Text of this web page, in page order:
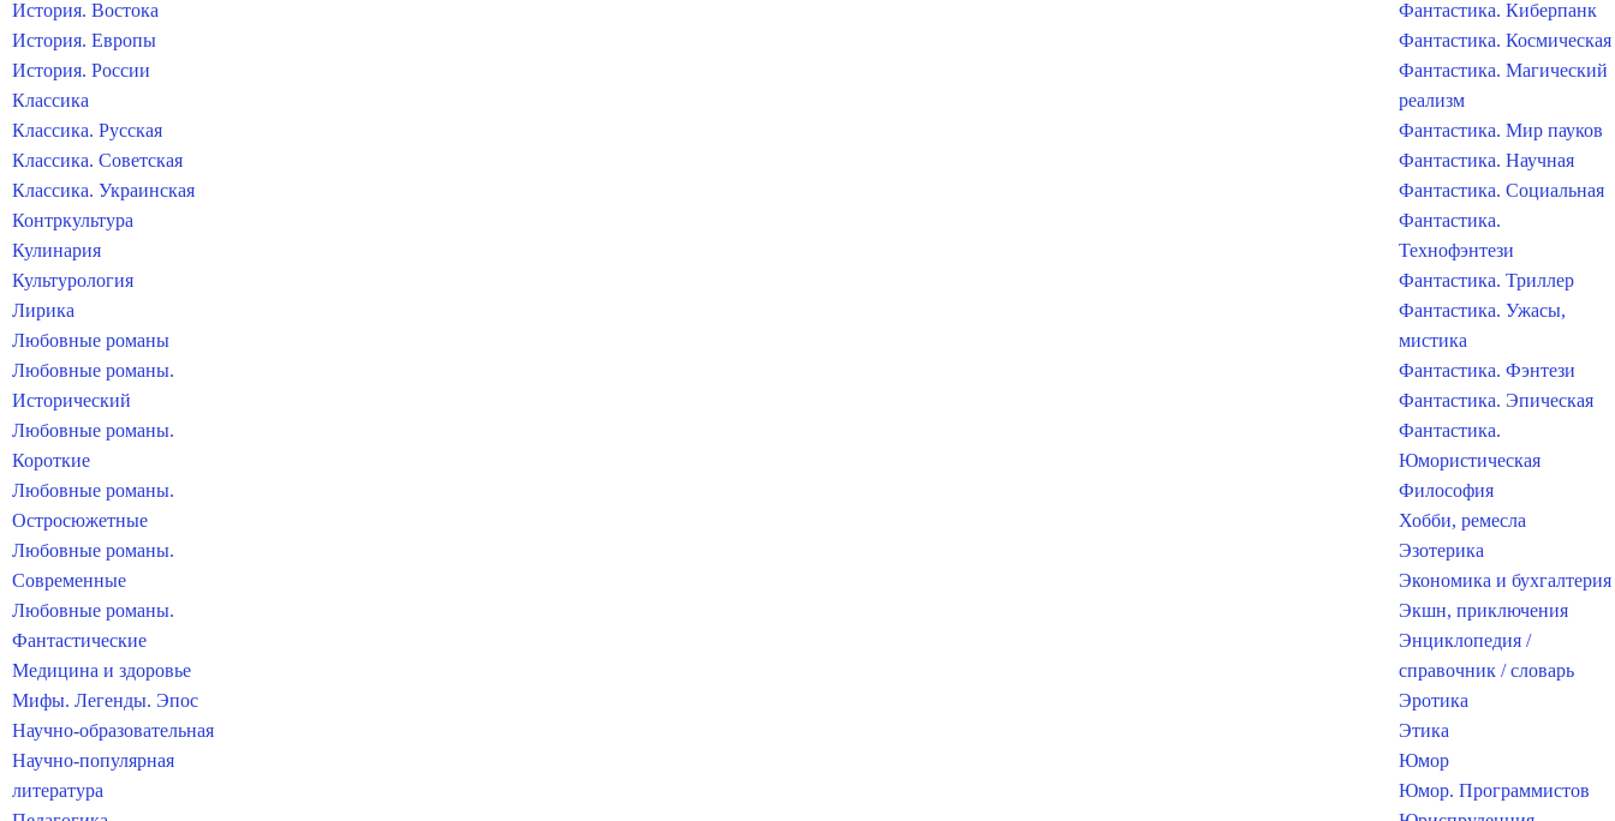
История. Востока
История. Европы
История. России
Классика
Классика. Русская
Классика. Советская
Классика. Украинская
Контркультура
Кулинария
Культурология
Лирика
Любовные романы
Любовные романы.
Исторический
Любовные романы.
Короткие
Любовные романы.
Остросюжетные
Любовные романы.
Современные
Любовные романы.
Фантастические
Медицина и здоровье
Мифы. Легенды. Эпос
Научно-образовательная
Научно-популярная
литература
Фантастика. Киберпанк
Фантастика. Космическая
Фантастика. Магический
реализм
Фантастика. Мир пауков
Фантастика. Научная
Фантастика. Социальная
Фантастика.
Технофэнтези
Фантастика. Триллер
Фантастика. Ужасы,
мистика
Фантастика. Фэнтези
Фантастика. Эпическая
Фантастика.
Юмористическая
Философия
Хобби, ремесла
Эзотерика
Экономика и бухгалтерия
Экшн, приключения
Энциклопедия /
справочник / словарь
Эротика
Этика
Юмор
Юмор. Программистов